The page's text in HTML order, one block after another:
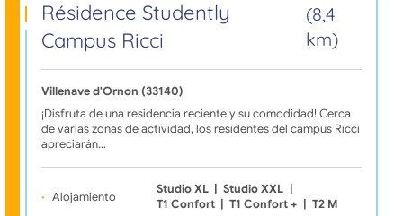
Résidence Studently
Campus Ricci
(8,4
km)
Villenave d'Ornon (33140)
¡Disfruta de una residencia reciente y su comodidad! Cerca
de varias zonas de actividad, los residentes del campus Ricci
apreciarán…
Alojamiento
Studio XL Studio XXL
T1 Confort
T1 Confort + T2 M